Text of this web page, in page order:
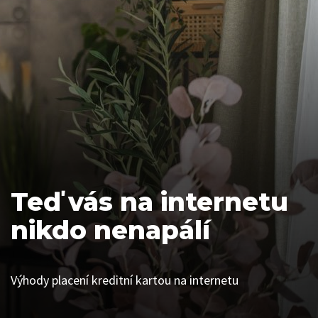
Teď vás na internetu
nikdo nenapálí
Výhody placení kreditní kartou na internetu